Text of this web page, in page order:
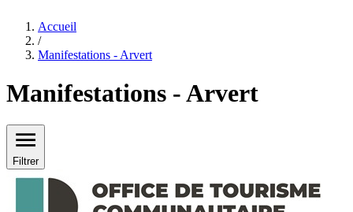
Accueil
/
Manifestations - Arvert
Manifestations - Arvert
Filtrer